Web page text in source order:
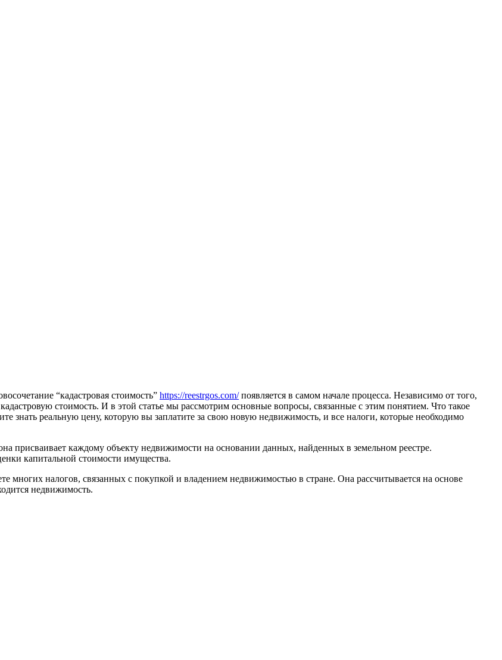
“кадастровая стоимость” https://reestrgos.com/появляется в самом начале процесса. Независимо от того,
стоимость. И в этой статье мы рассмотрим основные вопросы, связанные с этим понятием. Что такое
знать реальную цену, которую вы заплатите за свою новую недвижимость, и все налоги, которые необходимо
присваивает каждому объекту недвижимости на основании данных, найденных в земельном реестре.
капитальной стоимости имущества.
многих налогов, связанных с покупкой и владением недвижимостью в стране. Она рассчитывается на основе
недвижимость.